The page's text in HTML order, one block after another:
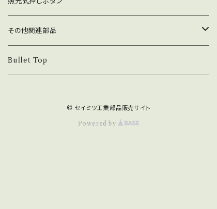
ファストン端子型
レバーボール
単品部品（ジョイスティック）
NOBIモデル関連
30φ_ネジ式
30φ_差込式
押しボタン_24φ
24φ_ネジ式
単品部品（押しボタン）
その他関連部品
電子部品
Bullet Top
© セイミツ工業部品販売サイト
Powered by